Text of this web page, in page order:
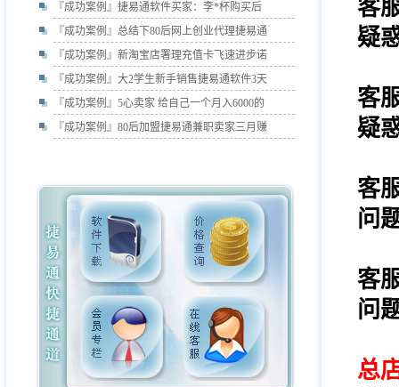
『成功案例』 捷易通软件买家：李*杯购买后
『成功案例』 总结下80后网上创业代理捷易通
『成功案例』 新淘宝店署理充值卡飞速进步诺
『成功案例』 大2学生新手销售捷易通软件3天
『成功案例』 5心卖家 给自己一个月入6000的
『成功案例』 80后加盟捷易通兼职卖家三月赚
客
疑
客
疑
客
问
客
问
总